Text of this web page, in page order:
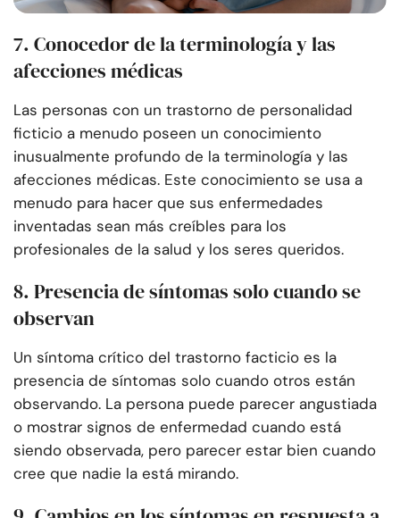
7. Conocedor de la terminología y las
afecciones médicas
Las personas con un trastorno de personalidad
ficticio a menudo poseen un conocimiento
inusualmente profundo de la terminología y las
afecciones médicas. Este conocimiento se usa a
menudo para hacer que sus enfermedades
inventadas sean más creíbles para los
profesionales de la salud y los seres queridos.
8. Presencia de síntomas solo cuando se
observan
Un síntoma crítico del trastorno facticio es la
presencia de síntomas solo cuando otros están
observando. La persona puede parecer angustiada
o mostrar signos de enfermedad cuando está
siendo observada, pero parecer estar bien cuando
cree que nadie la está mirando.